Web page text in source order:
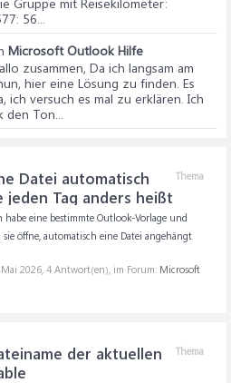
56...
Microsoft Outlook Hilfe
zusammen, Da ich langsam am
hier eine Lösung zu finden. Es
ich versuch es mal zu erklären. Ich
den Ton...
Thema
Datei automatisch
jeden Tag anders heißt
eine bestimmte Outlook-Vorlage und
sie öffne, automatisch eine Datei angehängt
2026, 4 Antwort(en), im Forum: Microsoft
Thema
der aktuellen